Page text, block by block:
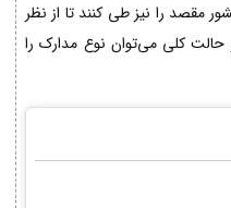
مقصد را نیز طی کنند تا از نظر
حالت کلی می‌توان نوع مدارک را